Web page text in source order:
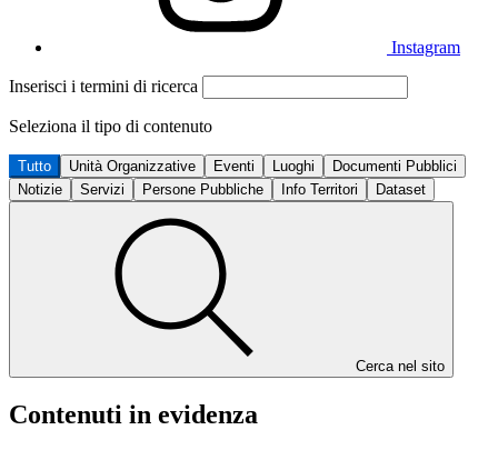
Instagram
Inserisci i termini di ricerca
Seleziona il tipo di contenuto
Tutto Unità Organizzative Eventi Luoghi
Documenti Pubblici
Notizie
Servizi Persone Pubbliche Info Territori Dataset
Cerca nel sito
Contenuti in evidenza